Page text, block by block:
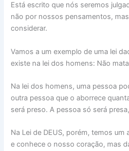
Está escrito que nós seremos
não por nossos pensamentos,
considerar.
Vamos a um exemplo de uma lei
existe na lei dos homens: Não
Na lei dos homens, uma pessoa
outra pessoa que o aborrece
será preso. A pessoa só será
Na Lei de DEUS, porém, temos um
e conhece o nosso coração, mas